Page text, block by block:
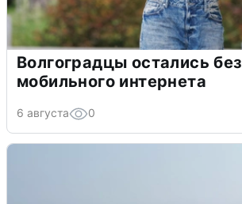
Волгоградцы остались без
мобильного интернета
6 августа 0